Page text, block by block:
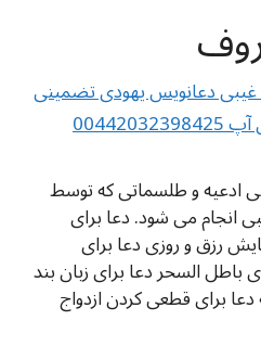
غیبی دعانویس یهودی تضمینی
ادعیه و طلسماتی که توسط
انجام می شود. دعا برای
رزق و روزی دعا برای
باطل السحر دعا برای زبان بند
برای قطعی کردن ازدواج